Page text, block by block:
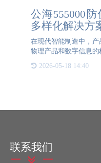
公海555000
多样化解决方
在现代智能制造中，
物理产品和数字信息
是，由于各企业工厂的
式存在差异，生产线上
2026-05-18 14:40
联系我们